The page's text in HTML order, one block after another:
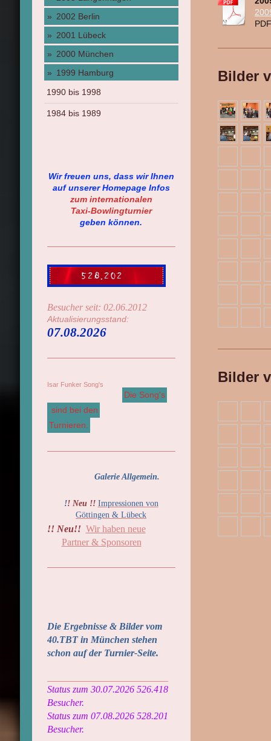
Bilder
Bilder
2002 Berlin
2001 Lübeck
2000 München
1999 Hamburg
1990 bis 1998
1984 bis 1989
Wir freuen uns, dass wir Ihnen
auf unserer Homepage Infos
zum internationalen
Taxi-Bowlingturnier
geben können.
Besucher seit: 02.06.2012
Aktualisierungsstand:
07.08.2026
Isar Funker Song's
Die Song's
sind bei den
Turnieren.
Galerie Allgemein.
!! Neu !! Impressionen von
Göttingen & Lübeck
!! Neu!! Wir haben neue
Partner & Sponsoren
Die Ergebnisse & Bilder vom
40.TBT in München stehen
schon auf der Turnier-Seite.
Status zum 30.07.2026 526.418
Besucher.
Status zum 07.08.2026 528.201
Besucher.